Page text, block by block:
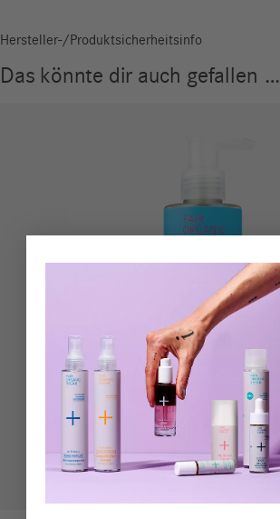
Hersteller-/Produktsicherheitsinfo
Das könnte dir auch gefallen …